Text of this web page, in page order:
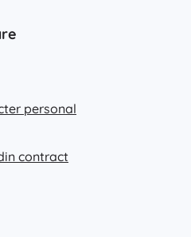
personal
contract